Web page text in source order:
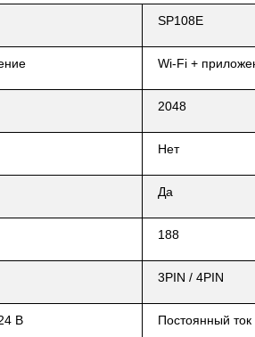
SP108E
Wi-Fi +
2048
Нет
Да
188
3PIN / 4PIN
В Постоянный